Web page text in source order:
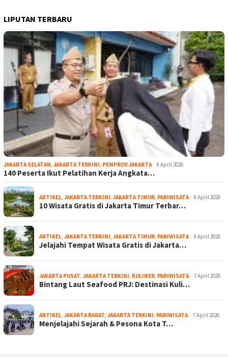
LIPUTAN TERBARU
JAKARTA SELATAN, JAKARTA TERKINI, PEMPROV JAKARTA 8 April 2026
140 Peserta Ikut Pelatihan Kerja Angkata…
ARTIKEL, JAKARTA TERKINI, JAKARTA TIMUR, PARIWISATA 8 April 2026
10 Wisata Gratis di Jakarta Timur Terbar…
ARTIKEL, JAKARTA TERKINI, JAKARTA TIMUR, PARIWISATA 8 April 2026
Jelajahi Tempat Wisata Gratis di Jakarta…
JAKARTA PUSAT, JAKARTA TERKINI, KULINER, PARIWISATA 7 April 2026
Bintang Laut Seafood PRJ: Destinasi Kuli…
ARTIKEL, JAKARTA BARAT, JAKARTA TERKINI, PARIWISATA 7 April 2026
Menjelajahi Sejarah & Pesona Kota T…